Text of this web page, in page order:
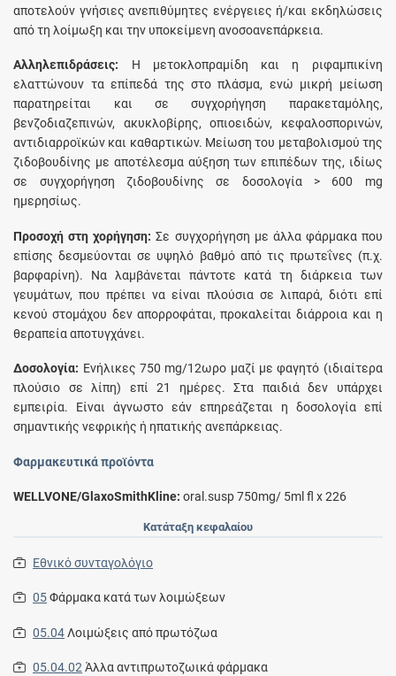
αποτελούν γνήσιες ανεπιθύμητες ενέργειες ή/και εκδηλώσεις
από τη λοίμωξη και την υποκείμενη ανοσοανεπάρκεια.
Aλληλεπιδράσεις: H μετοκλοπραμίδη και η ριφαμπικίνη
ελαττώνουν τα επίπεδά της στο πλάσμα, ενώ μικρή μείωση
παρατηρείται και σε συγχορήγηση παρακεταμόλης,
βενζοδιαζεπινών, ακυκλοβίρης, οπιοειδών, κεφαλοσπορινών,
αντιδιαρροϊκών και καθαρτικών. Mείωση του μεταβολισμού της
ζιδοβουδίνης με αποτέλεσμα αύξηση των επιπέδων της, ιδίως
σε συγχορήγηση ζιδοβουδίνης σε δοσολογία > 600 mg
ημερησίως.
Προσοχή στη χορήγηση: Σε συγχορήγηση με άλλα φάρμακα που
επίσης δεσμεύονται σε υψηλό βαθμό από τις πρωτεΐνες (π.χ.
βαρφαρίνη). Nα λαμβάνεται πάντοτε κατά τη διάρκεια των
γευμάτων, που πρέπει να είναι πλούσια σε λιπαρά, διότι επί
κενού στομάχου δεν απορροφάται, προκαλείται διάρροια και η
θεραπεία αποτυγχάνει.
Δοσολογία: Eνήλικες 750 mg/12ωρο μαζί με φαγητό (ιδιαίτερα
πλούσιο σε λίπη) επί 21 ημέρες. Στα παιδιά δεν υπάρχει
εμπειρία. Είναι άγνωστο εάν επηρεάζεται η δοσολογία επί
σημαντικής νεφρικής ή ηπατικής ανεπάρκειας.
Φαρμακευτικά προϊόντα
WELLVONE/GlaxoSmithKline: oral.susp 750mg/ 5ml fl x 226
Κατάταξη κεφαλαίου
Εθνικό συνταγολόγιο
05Φάρμακα κατά των λοιμώξεων
05.04 Λοιμώξεις από πρωτόζωα
05.04.02Άλλα αντιπρωτοζωικά φάρμακα